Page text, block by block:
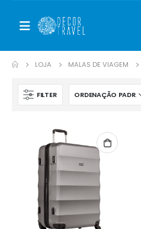
LOJA MALAS DE VIAGEM
FILTER